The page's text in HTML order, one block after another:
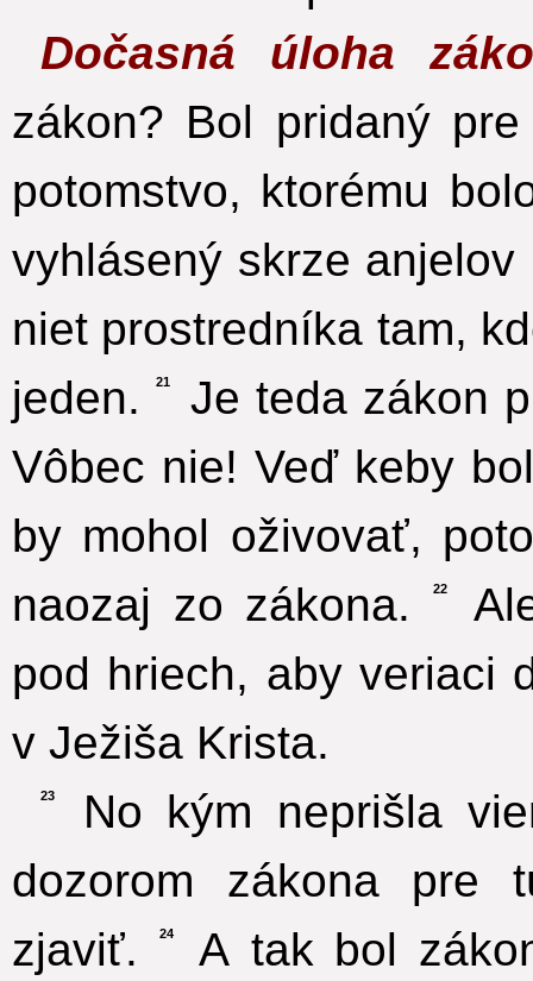
Dočasná úloha
zákon? Bol pridaný
potomstvo, ktorému
vyhlásený skrze
niet prostredníka tam,
jeden.
21
Je teda zákon
Vôbec nie! Veď keby
by mohol oživovať,
naozaj zo zákona.
22
pod hriech, aby veriaci
v Ježiša Krista.
23
No kým neprišla
dozorom zákona pre
zjaviť.
24
A tak bol